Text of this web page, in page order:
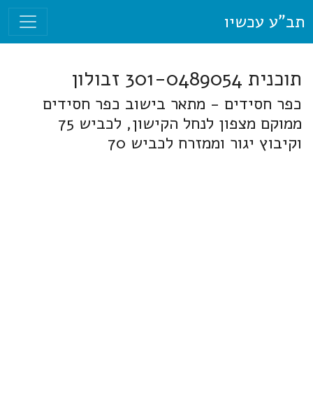
תב"ע עכשיו
תוכנית 301-0489054 זבולון
כפר חסידים - מתאר בישוב כפר חסידים
ממוקם מצפון לנחל הקישון, לכביש 75
וקיבוץ יגור וממזרח לכביש 70